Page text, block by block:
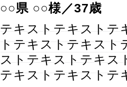
○○県 ○○様／37歳
テキストテキストテ
トテキストテキスト
ストテキストテキス
テキストテキストテ